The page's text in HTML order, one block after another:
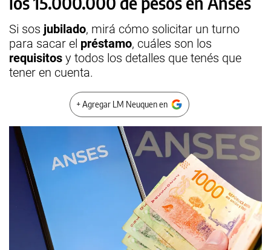
Si sos jubilado, mirá cómo solicitar un turno
para sacar el préstamo, cuáles son los
requisitos y todos los detalles que tenés que
tener en cuenta.
+ Agregar LM Neuquen en